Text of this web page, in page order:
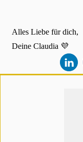
Alles Liebe für dich,
Deine Claudia 💜